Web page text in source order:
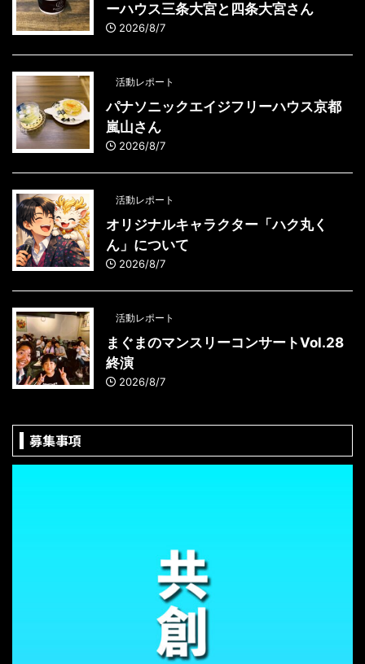
ーハウス三条大宮と四条大宮さん
2026/8/7
活動レポート
パナソニックエイジフリーハウス京都
嵐山さん
2026/8/7
活動レポート
オリジナルキャラクター「ハク丸く
ん」について
2026/8/7
活動レポート
まぐまのマンスリーコンサートVol.28
終演
2026/8/7
募集事項